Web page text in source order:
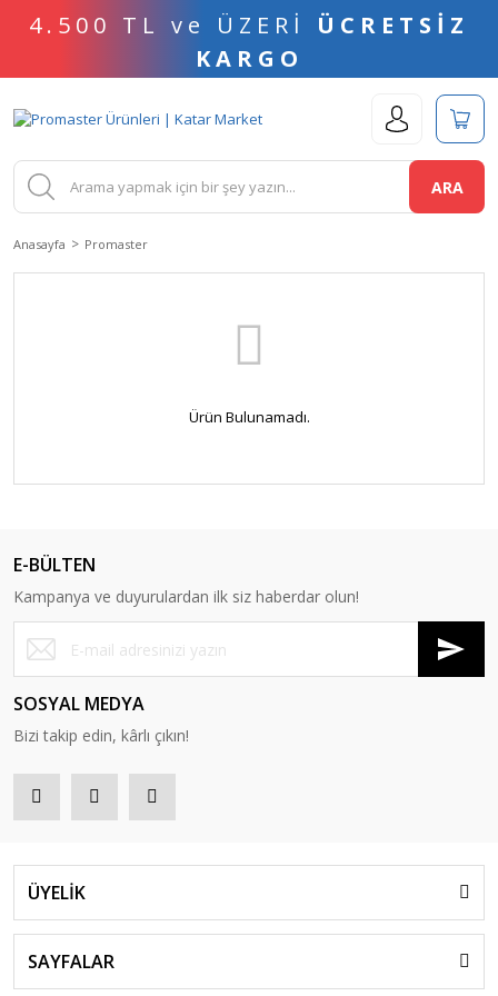
4.500 TL ve ÜZERİ ÜCRETSİZ
KARGO
ARA
Anasayfa Promaster
Ürün Bulunamadı.
E-BÜLTEN
Kampanya ve duyurulardan ilk siz haberdar olun!
SOSYAL MEDYA
Bizi takip edin, kârlı çıkın!
ÜYELİK
SAYFALAR